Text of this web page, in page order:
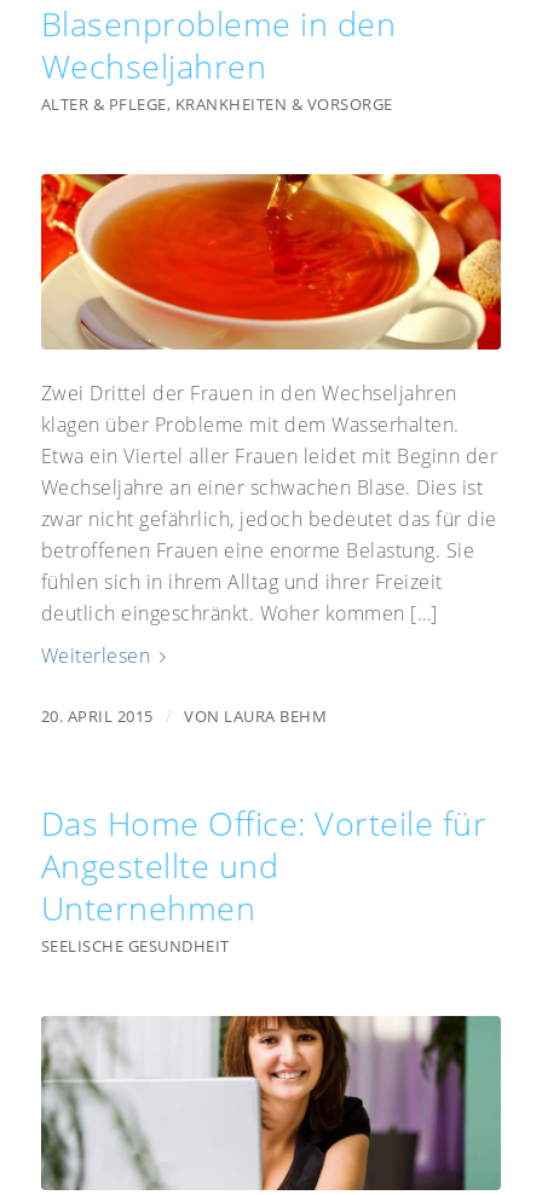
Blasenprobleme in den
Wechseljahren
ALTER & PFLEGE, KRANKHEITEN & VORSORGE
Zwei Drittel der Frauen in den Wechseljahren
klagen über Probleme mit dem Wasserhalten.
Etwa ein Viertel aller Frauen leidet mit Beginn der
Wechseljahre an einer schwachen Blase. Dies ist
zwar nicht gefährlich, jedoch bedeutet das für die
betroffenen Frauen eine enorme Belastung. Sie
fühlen sich in ihrem Alltag und ihrer Freizeit
deutlich eingeschränkt. Woher kommen […]
Weiterlesen
20. APRIL 2015 / VON LAURA BEHM
Das Home Office: Vorteile für
Angestellte und
Unternehmen
SEELISCHE GESUNDHEIT